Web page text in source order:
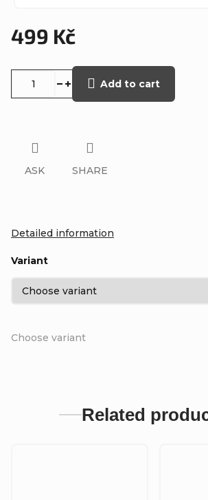
499 Kč
Choose variant
Variant
Add to cart
Detailed information
ASK SHARE
Related